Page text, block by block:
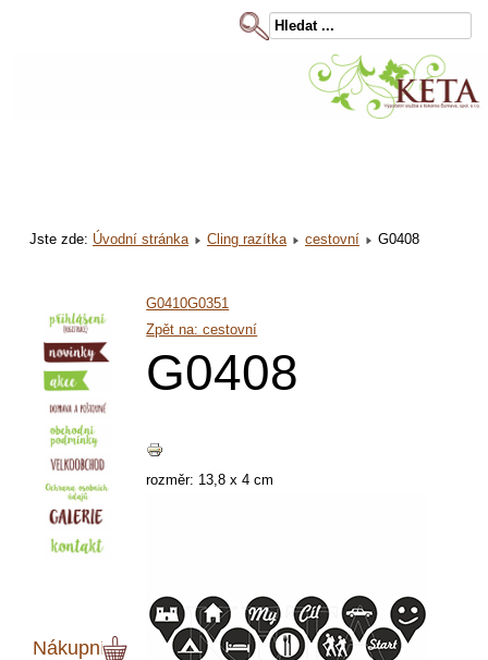
Jste zde: Úvodní stránka Cling razítka cestovní G0408
Nákupní
G0410G0351
Zpět na: cestovní
G0408
rozměr: 13,8 x 4 cm